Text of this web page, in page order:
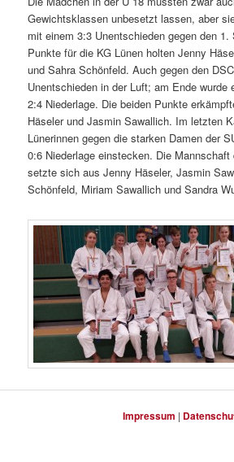
Gewichtsklassen unbesetzt lassen, aber
mit einem 3:3 Unentschieden gegen den 1.
Punkte für die KG Lünen holten Jenny
und Sahra Schönfeld. Auch gegen den
Unentschieden in der Luft; am Ende wurde
2:4 Niederlage. Die beiden Punkte
Häseler und Jasmin Sawallich. Im letzten
Lünerinnen gegen die starken Damen der
0:6 Niederlage einstecken. Die Mannschaft
setzte sich aus Jenny Häseler, Jasmin
Schönfeld, Miriam Sawallich und Sandra
Impressum |